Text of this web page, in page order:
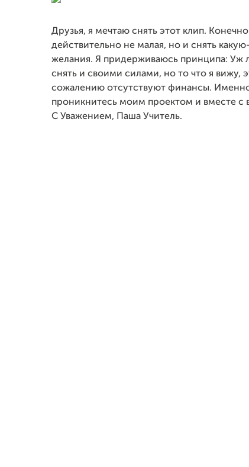
Друзья, я мечтаю снять этот клип.
действительно не малая, но и снять
желания. Я придерживаюсь принципа: Уж
снять и своими силами, но то что я вижу,
сожалению отсутствуют финансы.
проникнитесь моим проектом и вместе с
С Уважением, Паша Учитель.